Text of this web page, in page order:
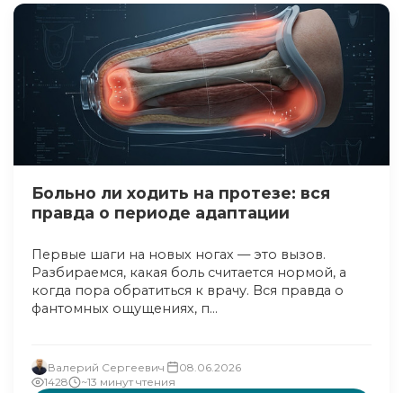
Больно ли ходить на протезе: вся
правда о периоде адаптации
Первые шаги на новых ногах — это вызов.
Разбираемся, какая боль считается нормой, а
когда пора обратиться к врачу. Вся правда о
фантомных ощущениях, п...
Валерий Сергеевич
08.06.2026
1428
~13 минут чтения